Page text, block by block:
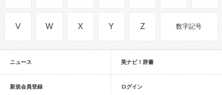
V W X Y Z 数字記号
ニュース 英ナビ！辞書
新規会員登録 ログイン